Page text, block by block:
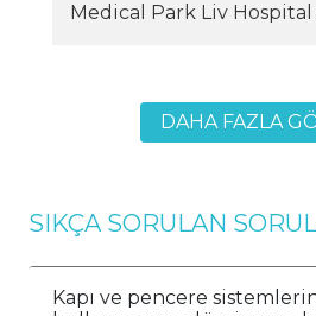
Medical Park Liv Hospital
DAHA FAZLA
SIKÇA SORULAN
Kapı ve pencere